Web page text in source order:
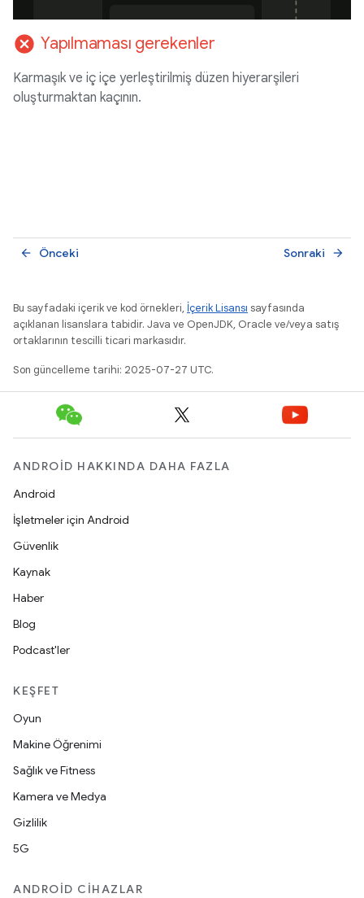
cancel Yapılmaması gerekenler
Karmaşık ve iç içe yerleştirilmiş düzen hiyerarşileri
oluşturmaktan kaçının.
Önceki
arrow_back Sonraki arrow_forward
Bu sayfadaki içerik ve kod örnekleri, İçerik Lisansı sayfasında
açıklanan lisanslara tabidir. Java ve OpenJDK, Oracle ve/veya satış
ortaklarının tescilli ticari markasıdır.
Son güncelleme tarihi: 2025-07-27 UTC.
ANDROID HAKKINDA DAHA FAZLA
Android
İşletmeler için Android
Güvenlik
Kaynak
Haber
Blog
Podcast'ler
KEŞFET
Oyun
Makine Öğrenimi
Sağlık ve Fitness
Kamera ve Medya
Gizlilik
5G
ANDROID CIHAZLAR